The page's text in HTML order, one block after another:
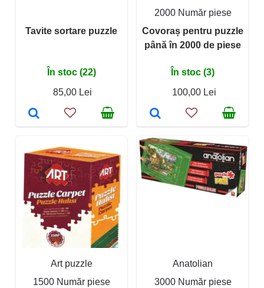
Tavite sortare puzzle
În stoc (22)
85,00 Lei
2000 Număr piese
Covoraș pentru puzzle
până în 2000 de piese
În stoc (3)
100,00 Lei
Art puzzle
1500 Număr piese
Anatolian
3000 Număr piese